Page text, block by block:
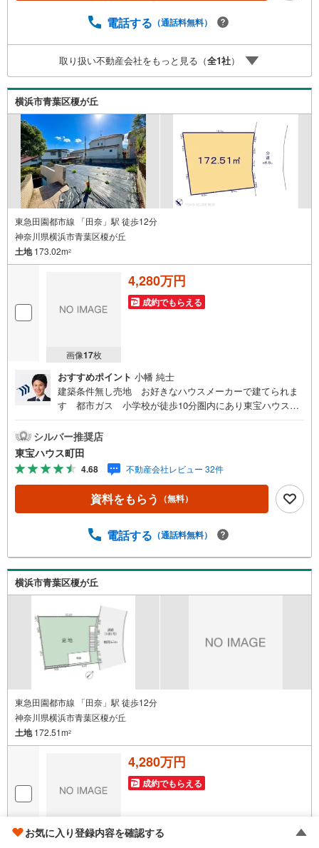
そうですが住まい選びはフィーリングも大切です。現地の
情報ですお客様のこだわりを聞かせてください！■ ご来店
時にはお車の無料提携駐車場ございます。詳しくは営業ス
タッフまでお問合せくださいませ！■周辺の教育施設やスー
パー、ドラックストア等の情報、災害情報等がわかる「物
件レポート」お渡します■他の物件と併せてご案内もOK-ご
自宅や指定場所から無料送迎もOK-当日見学もOKです！
電話する （通話料無料）
取り扱い不動産会社をもっと見る（全1社）
横浜市青葉区榎が丘
東急田園都市線 「田奈」駅 徒歩12分
神奈川県横浜市青葉区榎が丘
土地173.02m2
画像17枚
4,280万円
成約でもらえる
おすすめポイント 小幡 純士
建築条件無し売地 お好きなハウスメーカーで建てられま
す 都市ガス 小学校が徒歩10分圏内にあり東宝ハウス町
ます。お客様のお話をきちんとお聞きし、しっかり話し合
う「心」のコミュニケーションが大切になります。だから
こそ、それぞれのお客様にベストな「住まい」をご提案を
することができるのです。インターネット予約で当日見学
が可能！（1）［室内・現地を見学する］をクリック（2）
本日～4日以内をご希望の方は「ご要望・ご質問欄」に希望
中間期の売買仲介実績において、全国第9位の売買仲介実績
してこれからも楽しく素敵なお家探しをお約束します。お
家探しを始めてみようと思われたらまずは、お気軽に東宝
ハウス町田に相談してみませんか？スタッフ一同お客様の
お問合せをお待ちしております。
シルバー推奨店
東宝ハウス町田
4.68 不動産会社レビュー 32件
資料をもらう （無料）
電話する （通話料無料）
横浜市青葉区榎が丘
東急田園都市線 「田奈」駅 徒歩12分
神奈川県横浜市青葉区榎が丘
土地172.51m2
画像1枚
4,280万円
成約でもらえる
お気に入り登録内容を確認する